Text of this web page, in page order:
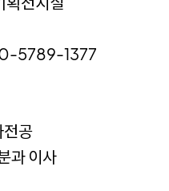
5789-1377
전공
과 이사